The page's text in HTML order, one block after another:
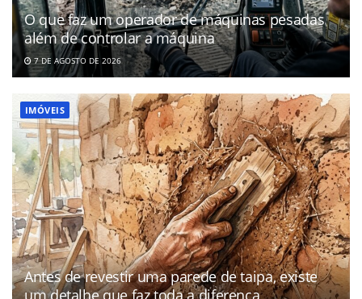
O que faz um operador de máquinas pesadas
além de controlar a máquina
7 DE AGOSTO DE 2026
IMÓVEIS
Antes de revestir uma parede de taipa, existe